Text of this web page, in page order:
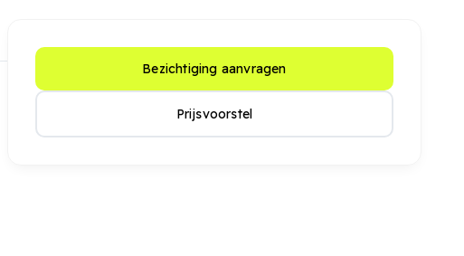
Bezichtiging aanvragen
Prijsvoorstel